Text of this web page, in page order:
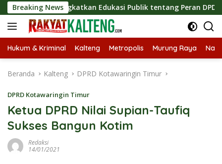
Langsung
ke
konten
Breaking News
Tingkatkan Edukasi Publik tentang Peran DPD RI
Hukum & Kriminal Kalteng Metropolis Murung Raya
Beranda Kalteng DPRD Kotawaringin Timur
DPRD Kotawaringin Timur
Ketua DPRD Nilai Supian-Taufiq
Sukses Bangun Kotim
Redaksi
14/01/2021